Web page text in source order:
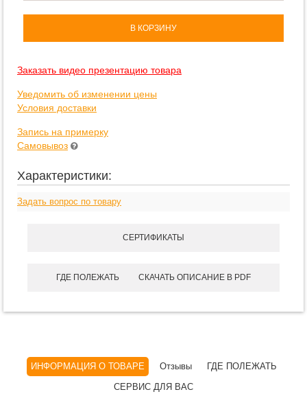
В КОРЗИНУ
Заказать видео презентацию товара
Уведомить об изменении цены
Условия доставки
Запись на примерку
Самовывоз
Характеристики:
Задать вопрос по товару
СЕРТИФИКАТЫ
ГДЕ ПОЛЕЖАТЬ СКАЧАТЬ ОПИСАНИЕ В PDF
ИНФОРМАЦИЯ О ТОВАРЕ Отзывы
ГДЕ ПОЛЕЖАТЬ
СЕРВИС ДЛЯ ВАС